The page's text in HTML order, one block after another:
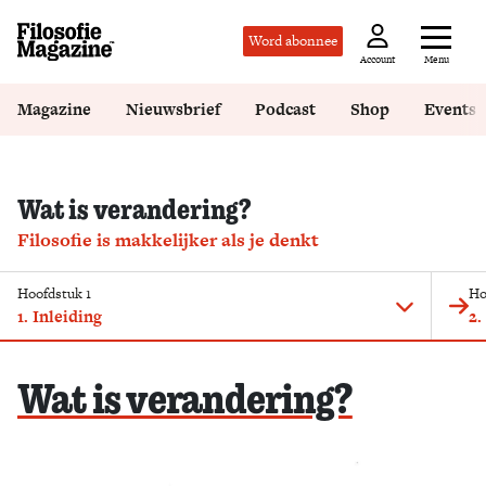
Word abonnee
Account Menu
Magazine Nieuwsbrief Podcast Shop Events
Wat is verandering?
Filosofie is makkelijker als je denkt
Hoofdstuk 1
1. Inleiding
Wat is verandering?